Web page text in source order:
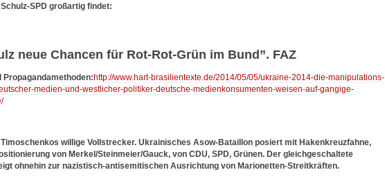
SPD großartig findet:
neue Chancen für Rot-Rot-Grün im Bund”. FAZ
http://www.hart-brasilientexte.de/2014/05/05/ukraine-2014-die-manipulations-
medien-und-westlicher-politiker-deutsche-medienkonsumenten-weisen-auf-gangige-
willige Vollstrecker. Ukrainisches Asow-Bataillon posiert mit Hakenkreuzfahne,
von Merkel/Steinmeier/Gauck, von CDU, SPD, Grünen. Der gleichgeschaltete
ohnehin zur nazistisch-antisemitischen Ausrichtung von Marionetten-Streitkräften.